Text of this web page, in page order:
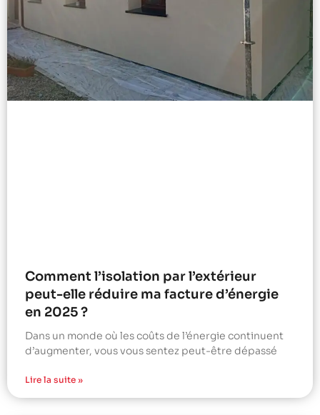
Comment l’isolation par l’extérieur
peut-elle réduire ma facture d’énergie
en 2025 ?
Dans un monde où les coûts de l’énergie continuent
d’augmenter, vous vous sentez peut-être dépassé
Lire la suite »